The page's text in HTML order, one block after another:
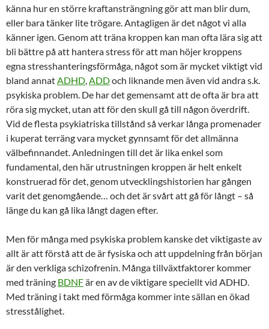
känna hur en större kraftansträngning gör att man blir dum,
eller bara tänker lite trögare. Antagligen är det något vi alla
känner igen. Genom att träna kroppen kan man ofta lära sig att
bli bättre på att hantera stress för att man höjer kroppens
egna stresshanteringsförmåga, något som är mycket viktigt vid
bland annatADHD,ADDoch liknande men även vid andra s.k.
psykiska problem. De har det gemensamt att de ofta är bra att
röra sig mycket, utan att för den skull gå till någon överdrift.
Vid de flesta psykiatriska tillstånd så verkar långa promenader
i kuperat terräng vara mycket gynnsamt för det allmänna
välbefinnandet. Anledningen till det är lika enkel som
fundamental, den här utrustningen kroppen är helt enkelt
konstruerad för det, genom utvecklingshistorien har gången
varit det genomgående… och det är svårt att gå för långt – så
länge du kan gå lika långt dagen efter.
Men för många med psykiska problem kanske det viktigaste av
allt är att förstå att de är fysiska och att uppdelning från början
är den verkliga schizofrenin. Många tillväxtfaktorer kommer
med träning BDNFär en av de viktigare speciellt vid ADHD.
Med träning i takt med förmåga kommer inte sällan en ökad
stresstålighet.